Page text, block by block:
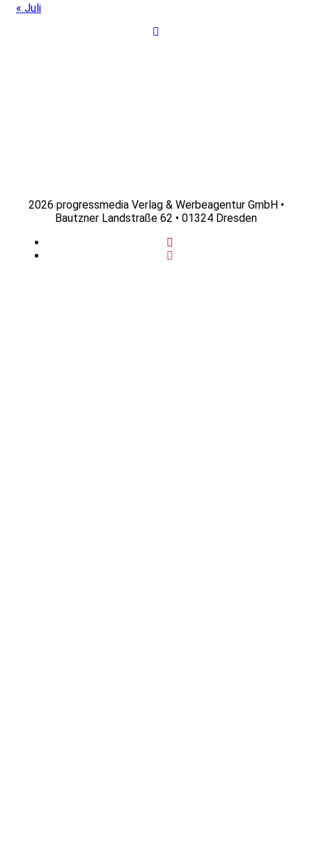
« Juli
2026 progressmedia Verlag & Werbeagentur GmbH •
Bautzner Landstraße 62 • 01324 Dresden